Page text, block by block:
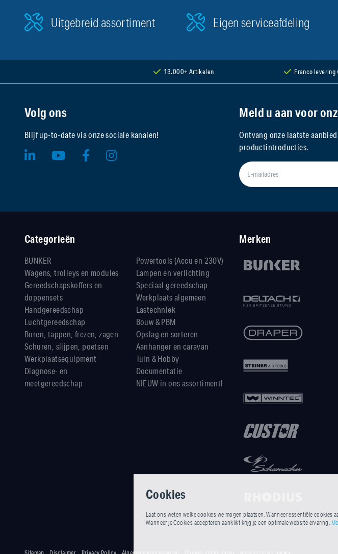
Uitgebreid assortiment Eigen serviceafdeling
13.000+ Artikelen Franco levering
Volg ons
Blijf up-to-date via onze sociale kanalen!
Meld u aan voor
Ontvang onze laatste
productintroducties.
Categorieën
BUNKER
Wagens, trolleys en modules
Gereedschapskoffers en
doppensets
Handgereedschap
Luchtgereedschap
Boren, tappen, frezen, zagen
Schuren, slijpen, poetsen
Werkplaatsequipment
Diagnose- en
meetgereedschap
Powertools (Accu en 230V)
Lampen en verlichting
Speciaal gereedschap
Werkplaats algemeen
Lastechniek
Bouw & PBM
Opslag en sorteren
Aanhanger en caravan
Tuin & Hobby
Documentatie
NIEUW in ons assortiment!
Merken
Cookies
Laat ons weten welke cookies we mogen plaatsen. Wanneer essentiële
Wanneer je Cookies accepteren aanklikt krijg je een optimale website ervaring.